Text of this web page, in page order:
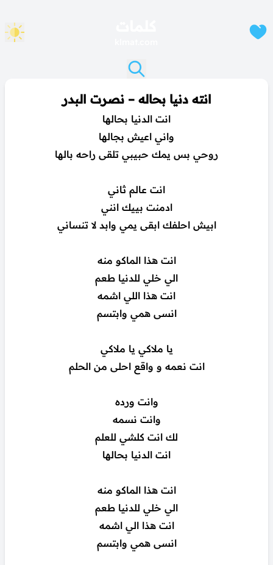
انته دنيا بحاله – نصرت البدر
انت الدنيا بحالها
واني اعيش بجالها
روحي بس يمك حبيبي تلقى راحه بالها
انت عالم ثاني
ادمنت بييك انني
ابيش احلفك ابقى يمي وابد لا تنساني
انت هذا الماكو منه
الي خلي للدنيا طعم
انت هذا اللي اشمه
انسى همي وابتسم
يا ملاكي يا ملاكي
انت نعمه و واقع احلى من الحلم
وانت ورده
وانت نسمه
لك انت كلشي للعلم
انت الدنيا بحالها
انت هذا الماكو منه
الي خلي للدنيا طعم
انت هذا الي اشمه
انسى همي وابتسم